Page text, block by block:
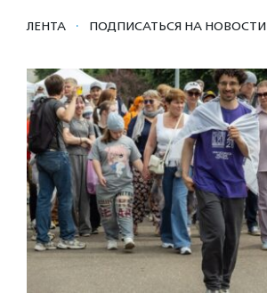
ЛЕНТА · ПОДПИСАТЬСЯ НА НОВОСТИ